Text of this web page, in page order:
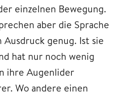
einzelnen Bewegung.
aber die Sprache
genug. Ist sie
hat nur noch wenig
ihre Augenlider
Wo andere einen